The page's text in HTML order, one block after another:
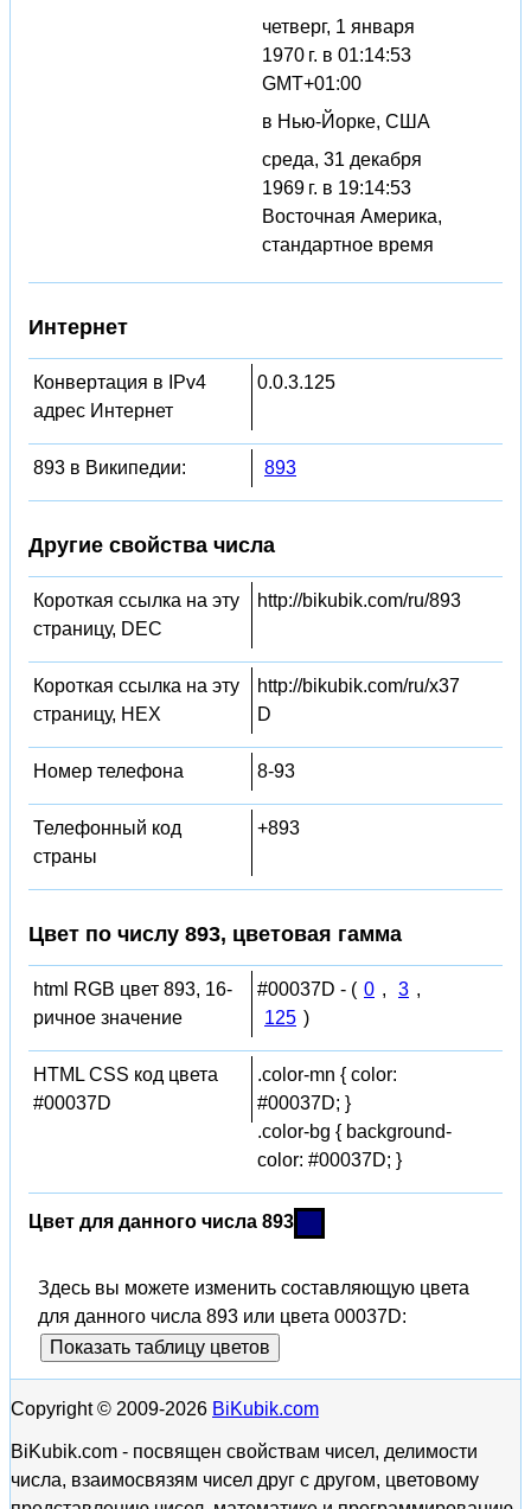
четверг, 1 января
1970 г. в 01:14:53
GMT+01:00
в Нью-Йорке, США
среда, 31 декабря
1969 г. в 19:14:53
Восточная Америка,
стандартное время
Интернет
Конвертация в IPv4
адрес Интернет
0.0.3.125
893 в Википедии: 893
Другие свойства числа
Короткая ссылка на эту
страницу, DEC
http://bikubik.com/ru/893
Короткая ссылка на эту
страницу, HEX
http://bikubik.com/ru/x37
D
Номер телефона 8-93
Телефонный код
страны
+893
Цвет по числу 893, цветовая гамма
html RGB цвет 893, 16-
ричное значение
#00037D - ( 0 , 3 ,
125 )
HTML CSS код цвета
#00037D
.color-mn { color:
#00037D; }
.color-bg { background-
color: #00037D; }
Цвет для данного числа 893
Здесь вы можете изменить составляющую цвета
для данного числа 893 или цвета 00037D:
Показать таблицу цветов
Copyright © 2009-2026 BiKubik.com
BiKubik.com - посвящен свойствам чисел, делимости
числа, взаимосвязям чисел друг с другом, цветовому